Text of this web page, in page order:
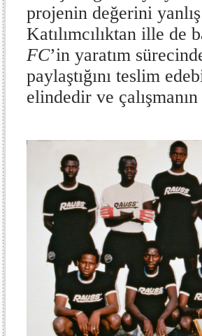
projenin değerini
Katılımcılıktan ille de
FC’in yaratım
paylaştığını teslim
elindedir ve